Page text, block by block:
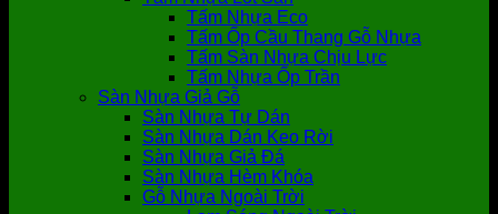
Tấm Nhựa Eco
Tấm Ốp Cầu Thang Gỗ Nhựa
Tấm Sàn Nhựa Chịu Lực
Tấm Nhựa Ốp Trần
Sàn Nhựa Giả Gỗ
Sàn Nhựa Tự Dán
Sàn Nhựa Dán Keo Rời
Sàn Nhựa Giả Đá
Sàn Nhựa Hèm Khóa
Gỗ Nhựa Ngoài Trời